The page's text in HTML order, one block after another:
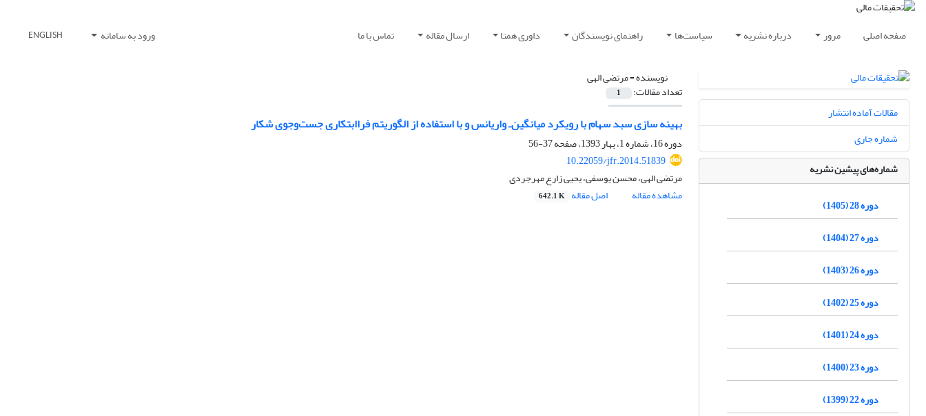
صفحه اصلی مرور درباره نشریه سیاست‌ها راهنمای نویسندگان داوری همتا ارسال مقاله تماس با ما ورود به سامانه ENGLISH
نویسنده =مرتضی الهی
تعداد مقالات: 1
بهینه ‏سازی سبد ‏سهام با رویکرد میانگین‌ـ ‏واریانس و با استفاده از الگوریتم فراابتکاری جست‌وجوی شکار
دوره 16، شماره 1، بهار 1393، صفحه
37-56
10.22059/jfr.2014.51839
مرتضی الهی، محسن یوسفی، یحیی زارع مهرجردی
مشاهده مقاله
اصل مقاله 642.1 K
مقالات آماده انتشار
شماره جاری
شماره‌های پیشین نشریه
دوره 28 (1405)
دوره 27 (1404)
دوره 26 (1403)
دوره 25 (1402)
دوره 24 (1401)
دوره 23 (1400)
دوره 22 (1399)